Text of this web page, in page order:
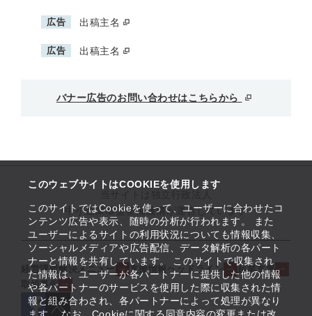
このウェブサイトはCOOKIEを使用します
このサイトではCookieを使って、ユーザーに合わせたコ
ンテンツ広告や表示、随時の分析が行われます。 また
ユーザーによるサイトの利用状況についても情報収集、
ソーシャルメディアや広告配信、データ解析の各パート
ナーと情報を共有しています。 このサイトで収集され
た情報は、ユーザーが各パートナーに提供した他の情報
や各パートナーのサービスを使用した際に収集された情
報と組み合わされ、各パートナーによって処理が異なり
広告 出稿主名
広告 出稿主名
バナー広告のお問い合わせはこちらから
中小企業基盤整備機構が運営しています
経営課題解決メニュー 支援情報ヘッドライン
起業支援
取組事例